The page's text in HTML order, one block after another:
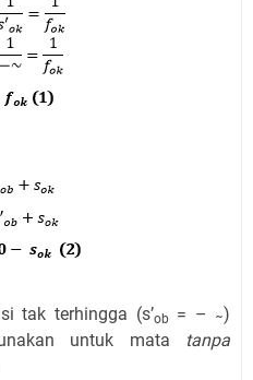
tak terhingga (s’ob = – ̴)
untuk mata
tanpa